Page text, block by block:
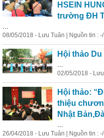
HSEIN
trường ĐH
08/05/2018 - Lưu Tuân | Nguồn tin :
Hội thảo
02/05/2018 -
Hội thảo:
thiệu
Nhật
26/04/2018 - Lưu Tuân | Nguồn tin :